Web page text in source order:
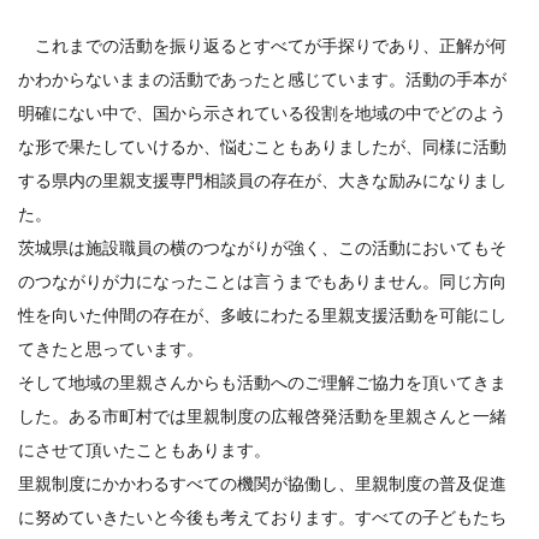
これまでの活動を振り返るとすべてが手探りであり、正解が何
かわからないままの活動であったと感じています。活動の手本が
明確にない中で、国から示されている役割を地域の中でどのよう
な形で果たしていけるか、悩むこともありましたが、同様に活動
する県内の里親支援専門相談員の存在が、大きな励みになりまし
た。
茨城県は施設職員の横のつながりが強く、この活動においてもそ
のつながりが力になったことは言うまでもありません。同じ方向
性を向いた仲間の存在が、多岐にわたる里親支援活動を可能にし
てきたと思っています。
そして地域の里親さんからも活動へのご理解ご協力を頂いてきま
した。ある市町村では里親制度の広報啓発活動を里親さんと一緒
にさせて頂いたこともあります。
里親制度にかかわるすべての機関が協働し、里親制度の普及促進
に努めていきたいと今後も考えております。すべての子どもたち